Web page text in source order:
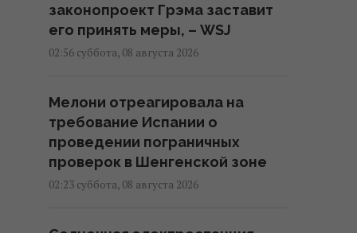
законопроект Грэма заставит
его принять меры, – WSJ
02:56 суббота, 08 августа 2026
Мелони отреагировала на
требование Испании о
проведении пограничных
проверок в Шенгенской зоне
02:23 суббота, 08 августа 2026